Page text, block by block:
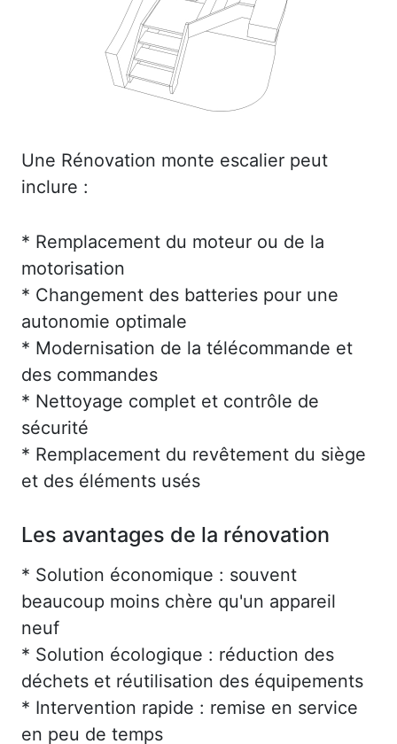
Une Rénovation monte escalier peut
inclure :
* Remplacement du moteur ou de la
motorisation
* Changement des batteries pour une
autonomie optimale
* Modernisation de la télécommande et
des commandes
* Nettoyage complet et contrôle de
sécurité
* Remplacement du revêtement du siège
et des éléments usés
Les avantages de la rénovation
* Solution économique : souvent
beaucoup moins chère qu'un appareil
neuf
* Solution écologique : réduction des
déchets et réutilisation des équipements
* Intervention rapide : remise en service
en peu de temps